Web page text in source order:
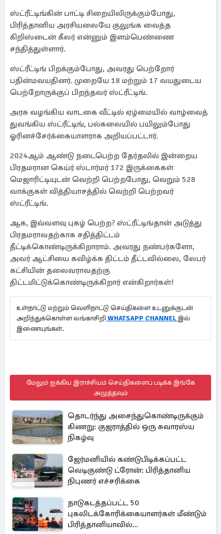
ஸ்ட்ரீட்டிங்கின் பாட்டி சிறையிலிருக்கும்போது,
பிரித்தானிய அரசியலையே குலுங்க வைத்த
கிறிஸ்டைன் கீலர் என்னும் இளம்பெண்ணை
சந்தித்துள்ளார்.
ஸ்ட்ரீட்டிங் பிறக்கும்போது, அவரது பெற்றோர்
பதின்மவயதினர். முறையே 18 மற்றும் 17 வயதுடைய
பெற்றோருக்குப் பிறந்தவர் ஸ்ட்ரீட்டிங்.
அரசு வழங்கிய வாடகை வீட்டில் ஏழ்மையில் வாழ்வைத்
துவங்கிய ஸ்ட்ரீட்டிங், பல்கலையில் பயிலும்போது
ஓரினச்சேர்க்கையாளராக அறியப்பட்டார்.
2024ஆம் ஆண்டு நடைபெற்ற தேர்தலில் இன்றைய
பிரதமரான கெய்ர் ஸ்டார்மர் 172 இருக்கைகள்
மெஜாரிட்டியுடன் வெற்றி பெற்றபோது, வெறும் 528
வாக்குகள் வித்தியாசத்தில் வெற்றி பெற்றவர்
ஸ்ட்ரீட்டிங்.
ஆக, இவ்வளவு புகழ் பெற்ற? ஸ்ட்ரீட்டிங்தான் அடுத்து
பிரதமராவதற்காக சதித்திட்டம்
தீட்டிக்கொண்டிருக்கிறாராம். அவரது நண்பர்களோ,
அவர் ஆட்சியை கவிழ்க்க திட்டம் தீட்டவில்லை, லேபர்
கட்சியின் தலைவராவதற்கு
திட்டமிட்டுக்கொண்டிருக்கிறார் என்கிறார்கள்!
உள்நாட்டு மற்றும் வெளிநாட்டு செய்திகளை உடனுக்குடன்
அறிந்துக்கொள்ள லங்காசிறி WHATSAPP CHANNEL இல்
இணையுங்கள்.
மேலும் ஐக்கிய இராச்சியம் செய்திகளைப் படிக்க இங்கே
அழுத்தவும்
தொடர்ந்து அசைந்துகொண்டிருக்கும்
கிணறு: குஜராத்தில் ஒரு சுவாரஸ்ய
நிகழ்வு
ஜேர்மனியில் கண்டுபிடிக்கப்பட்ட
வெடிகுண்டு ட்ரோன்: பிரித்தானிய
நிபுணர் எச்சரிக்கை
நாடுகடத்தப்பட்ட 50
புகலிடக்கோரிக்கையாளர்கள் மீண்டும்
பிரித்தானியாவில்...